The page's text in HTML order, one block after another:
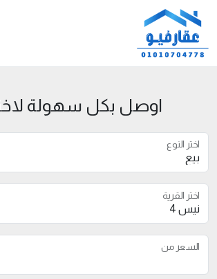
اوصل بكل سهولة
اختر النوع
اختر القرية
السعر من